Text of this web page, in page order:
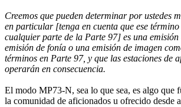
Creemos que pueden determinar por ustedes
en particular [tenga en cuenta que ese término
cualquier parte de la Parte 97] es una emisión
emisión de fonía o una emisión de imagen
términos en Parte 97, y que las estaciones de
operarán en consecuencia.
El modo MP73-N, sea lo que sea, es algo que
la comunidad de aficionados u ofrecido desde